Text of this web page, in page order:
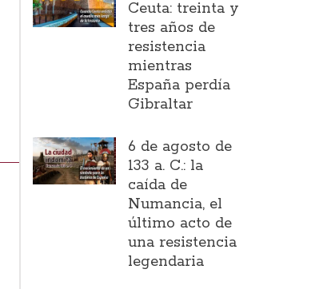
Ceuta: treinta y
tres años de
resistencia
mientras
España perdía
Gibraltar
6 de agosto de
133 a. C.: la
caída de
Numancia, el
último acto de
una resistencia
legendaria